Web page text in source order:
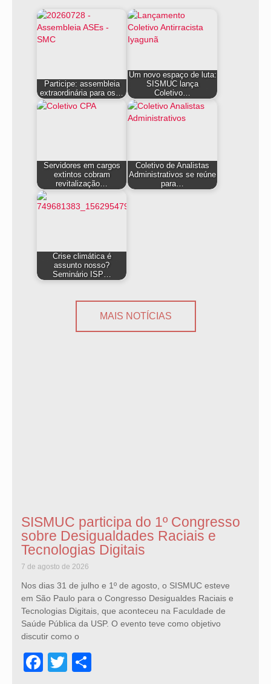
Participe: assembleia
extraordinária para os…
Um novo espaço de luta:
SISMUC lança
Coletivo…
Servidores em cargos
extintos cobram
revitalização…
Coletivo de Analistas
Administrativos se reúne
para…
Crise climática é
assunto nosso?
Seminário ISP…
MAIS NOTÍCIAS
SISMUC participa do 1º Congresso
sobre Desigualdades Raciais e
Tecnologias Digitais
7 de agosto de 2026
Nos dias 31 de julho e 1º de agosto, o SISMUC esteve
em São Paulo para o Congresso Desigualdes Raciais e
Tecnologias Digitais, que aconteceu na Faculdade de
Saúde Pública da USP. O evento teve como objetivo
discutir como o
Facebook
Twitter